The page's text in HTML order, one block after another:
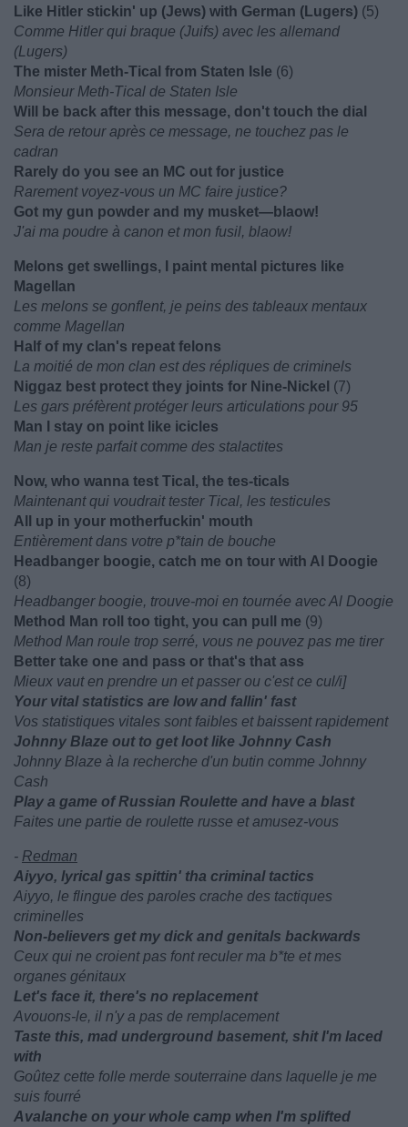
Like Hitler stickin' up (Jews) with German (Lugers) (5)
Comme Hitler qui braque (Juifs) avec les allemand
(Lugers)
The mister Meth-Tical from Staten Isle (6)
Monsieur Meth-Tical de Staten Isle
Will be back after this message, don't touch the dial
Sera de retour après ce message, ne touchez pas le
cadran
Rarely do you see an MC out for justice
Rarement voyez-vous un MC faire justice?
Got my gun powder and my musket—blaow!
J'ai ma poudre à canon et mon fusil, blaow!
Melons get swellings, I paint mental pictures like
Magellan
Les melons se gonflent, je peins des tableaux mentaux
comme Magellan
Half of my clan's repeat felons
La moitié de mon clan est des répliques de criminels
Niggaz best protect they joints for Nine-Nickel (7)
Les gars préfèrent protéger leurs articulations pour 95
Man I stay on point like icicles
Man je reste parfait comme des stalactites
Now, who wanna test Tical, the tes-ticals
Maintenant qui voudrait tester Tical, les testicules
All up in your motherfuckin' mouth
Entièrement dans votre p*tain de bouche
Headbanger boogie, catch me on tour with Al Doogie
(8)
Headbanger boogie, trouve-moi en tournée avec Al Doogie
Method Man roll too tight, you can pull me (9)
Method Man roule trop serré, vous ne pouvez pas me tirer
Better take one and pass or that's that ass
Mieux vaut en prendre un et passer ou c'est ce cul/i]
Your vital statistics are low and fallin' fast
Vos statistiques vitales sont faibles et baissent rapidement
Johnny Blaze out to get loot like Johnny Cash
Johnny Blaze à la recherche d'un butin comme Johnny
Cash
Play a game of Russian Roulette and have a blast
Faites une partie de roulette russe et amusez-vous
- Redman
Aiyyo, lyrical gas spittin' tha criminal tactics
Aiyyo, le flingue des paroles crache des tactiques
criminelles
Non-believers get my dick and genitals backwards
Ceux qui ne croient pas font reculer ma b*te et mes
organes génitaux
Let's face it, there's no replacement
Avouons-le, il n'y a pas de remplacement
Taste this, mad underground basement, shit I'm laced
with
Goûtez cette folle merde souterraine dans laquelle je me
suis fourré
Avalanche on your whole camp when I'm splifted